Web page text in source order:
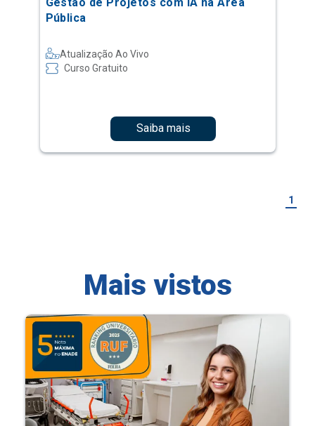
Pública
Atualização Ao Vivo
Curso Gratuito
Saiba mais
1
Mais vistos